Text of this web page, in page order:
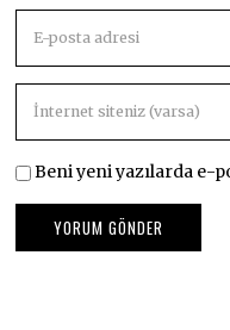
Beni yeni yazılarda e-